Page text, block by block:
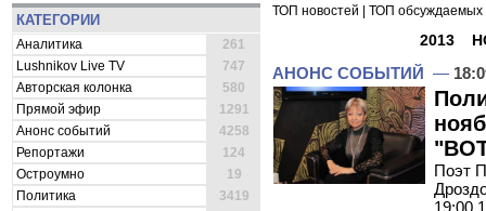
КАТЕГОРИИ
Аналитика
261
Lushnikov Live TV
747
Авторская колонка
580
Прямой эфир
1291
Анонс событий
4258
Репортажи
124
Остроумно
19
Политика
3419
ТОП новостей ТОП обсуждаемых
2013
АНОНС СОБЫТИЙ —
Поэт
19:00